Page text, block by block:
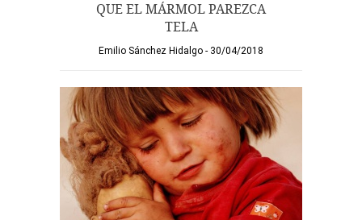
QUE EL MÁRMOL PAREZCA
TELA
Emilio Sánchez Hidalgo 30/04/2018